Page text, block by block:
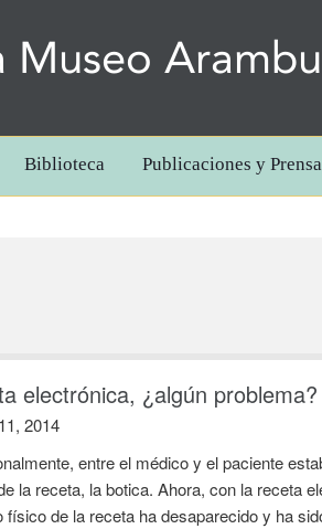
Museo
Biblioteca Publicaciones y Prensa
electrónica, ¿algún problema?
2014
entre el médico y el paciente
la receta, la botica. Ahora, con la receta
físico de la receta ha desaparecido y ha